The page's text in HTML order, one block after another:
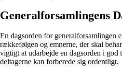
Generalforsamlingens
En dagsorden for generalforsamlingen
rækkefølgen og emnerne, der skal
vigtigt at udarbejde en dagsorden i god
deltagerne kan forberede sig ordentligt.